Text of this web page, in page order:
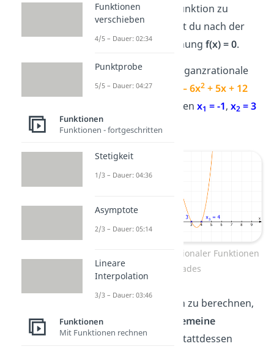
ganzrationalen Funktion zu
berechnen, suchst du nach der
Lösung der Gleichungf(x) = 0.
Hier siehst du die ganzrationale
Funktionf(x) = x – 6x2 + 5x + 12
mit ihren Nullstellenx1 = -1,x2 = 3
und
3 = 4.
Nullstellen ganzrationaler Funktionen
3. Grades
Um die Nullstellen zu berechnen,
gibt es
keine allgemeine
Lösungsformel
. Stattdessen
Funktionen
verschieben
4/5 – Dauer: 02:34
Punktprobe
5/5 – Dauer: 04:27
Funktionen
Funktionen - fortgeschritten
Stetigkeit
1/3 – Dauer: 04:36
Asymptote
2/3 – Dauer: 05:14
Lineare
Interpolation
3/3 – Dauer: 03:46
Funktionen
Mit Funktionen rechnen